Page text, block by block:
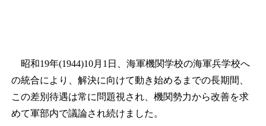
昭和19年(1944)10月1日、海軍機関学校の海軍兵学校へ
の統合により、解決に向けて動き始めるまでの長期間、
この差別待遇は常に問題視され、機関勢力から改善を求
めて軍部内で議論され続けました。